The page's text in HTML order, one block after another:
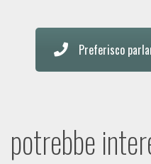
Preferisco
potrebbe